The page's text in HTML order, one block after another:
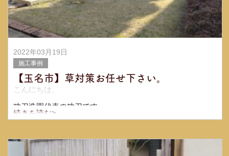
2022年03月19日
施工事例
【玉名市】草対策お任せ下さい。
こんにちは。
功刀造園代表の功刀です。
齢になり芝生の草を取るのが無理になり、何とか草を取ら
続きを読む>